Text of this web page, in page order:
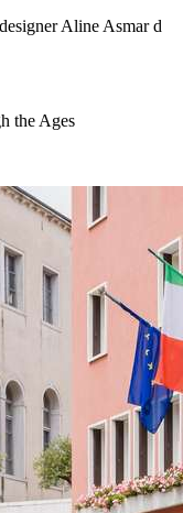
Aline Asmar d
the Ages